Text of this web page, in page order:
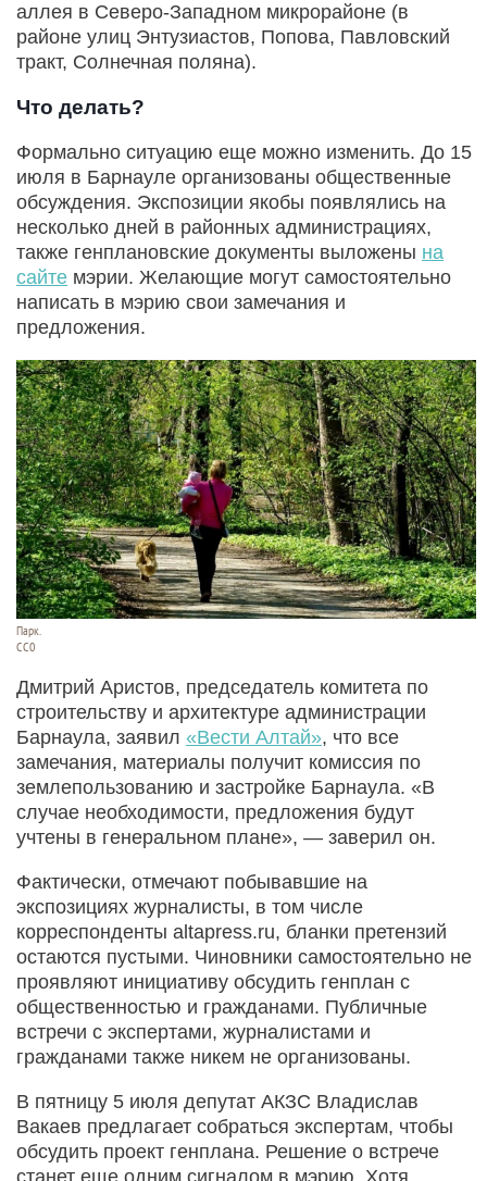
аллея в Северо-Западном микрорайоне (в
районе улиц Энтузиастов, Попова, Павловский
тракт, Солнечная поляна).
Что делать?
Формально ситуацию еще можно изменить. До 15
июля в Барнауле организованы общественные
обсуждения. Экспозиции якобы появлялись на
несколько дней в районных администрациях,
также генплановские документы выложены на
сайте мэрии. Желающие могут самостоятельно
написать в мэрию свои замечания и
предложения.
Парк.
CC0
Дмитрий Аристов, председатель комитета по
строительству и архитектуре администрации
Барнаула, заявил «Вести Алтай», что все
замечания, материалы получит комиссия по
землепользованию и застройке Барнаула. «В
случае необходимости, предложения будут
учтены в генеральном плане», — заверил он.
Фактически, отмечают побывавшие на
экспозициях журналисты, в том числе
корреспонденты altapress.ru, бланки претензий
остаются пустыми. Чиновники самостоятельно не
проявляют инициативу обсудить генплан с
общественностью и гражданами. Публичные
встречи с экспертами, журналистами и
гражданами также никем не организованы.
В пятницу 5 июля депутат АКЗС Владислав
Вакаев предлагает собраться экспертам, чтобы
обсудить проект генплана. Решение о встрече
станет еще одним сигналом в мэрию. Хотя